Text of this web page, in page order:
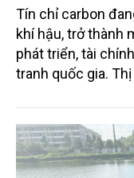
Tín chỉ carbon
khí hậu, trở thành
phát triển, tài
tranh quốc gia.
bằng cách nào, ai
công bằng không,
có thực sự đóng
không. Đó là điểm